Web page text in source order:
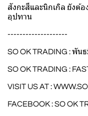
สังกะสีและนิกเกิล ยังต้
อุปทาน
--------------------
SO OK TRADING : พั
SO OK TRADING :
VISIT US AT :
FACEBOOK : SO OK